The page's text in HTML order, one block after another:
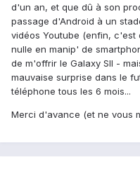
d'un an, et que dû à son
passage d'Android à un
vidéos Youtube (enfin, c'est
nulle en manip' de
de m'offrir le Galaxy SII -
mauvaise surprise dans le
téléphone tous les 6 mois...
Merci d'avance (et ne vous